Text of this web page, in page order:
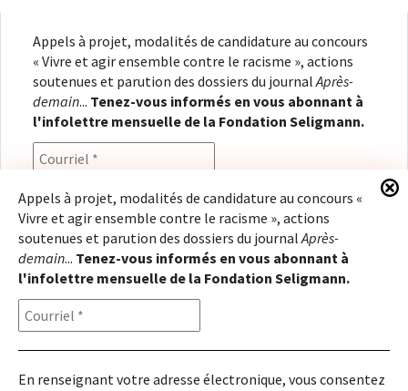
Appels à projet, modalités de candidature au concours
« Vivre et agir ensemble contre le racisme », actions
soutenues et parution des dossiers du journal Après-
demain... Tenez-vous informés en vous abonnant à
l'infolettre mensuelle de la Fondation Seligmann.
En renseignant votre adresse électronique, vous
consentez à recevoir l'infolettre de la Fondation
Seligmann, conformément à notrepolitique de
confidentialité. Il vous sera possible de vous
désabonner à tout moment.
Appels à projet, modalités de candidature au concours «
Vivre et agir ensemble contre le racisme », actions
soutenues et parution des dossiers du journalAprès-
demain... Tenez-vous informés en vous abonnant à
l'infolettre mensuelle de la Fondation Seligmann.
En renseignant votre adresse électronique, vous consentez